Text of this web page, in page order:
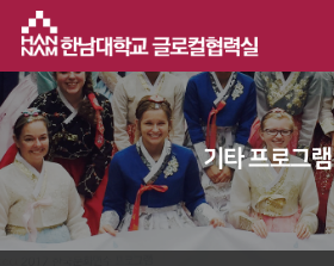
한남인
기타 프로그램